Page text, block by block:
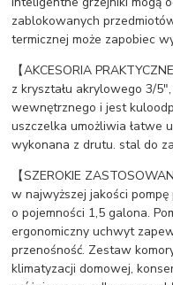
zablokowanych
termicznej może zapobiec
【AKCESORIA
z kryształu akrylowego 3/
wewnętrznego i jest
uszczelka umożliwia łatwe
wykonana z drutu. stal do
【SZEROKIE
w najwyższej jakości
o pojemności 1,5 galona.
ergonomiczny uchwyt
przenośność. Zestaw
klimatyzacji domowej,